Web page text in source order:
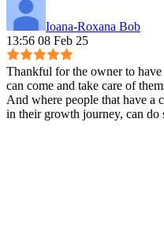
Ioana-Roxana Bob
13:56 08 Feb 25
Thankful for the owner to have
can come and take care of
And where people that have a
in their growth journey, can do